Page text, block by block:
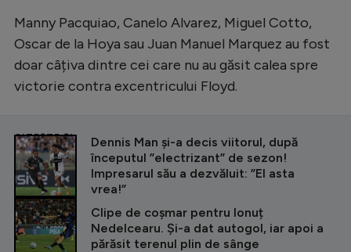
Manny Pacquiao, Canelo Alvarez, Miguel Cotto,
Oscar de la Hoya sau Juan Manuel Marquez au fost
doar câțiva dintre cei care nu au găsit calea spre
victorie contra excentricului Floyd.
CITEȘTE ȘI
Dennis Man și-a decis viitorul, după
începutul ”electrizant” de sezon!
Impresarul său a dezvăluit: ”El asta
vrea!”
Clipe de coșmar pentru Ionuț
Nedelcearu. Și-a dat autogol, iar apoi a
părăsit terenul plin de sânge